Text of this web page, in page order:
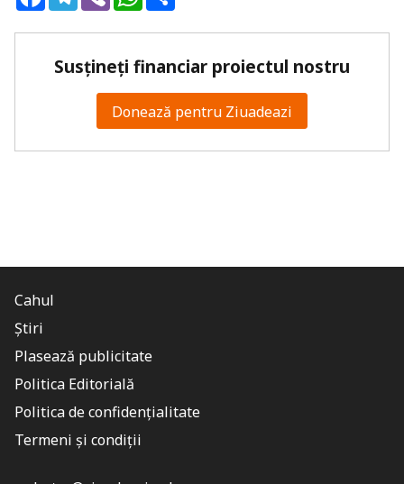
Susțineți financiar proiectul nostru
Donează pentru Ziuadeazi
Cahul
Știri
Plasează publicitate
Politica Editorială
Politica de confidențialitate
Termeni și condiții